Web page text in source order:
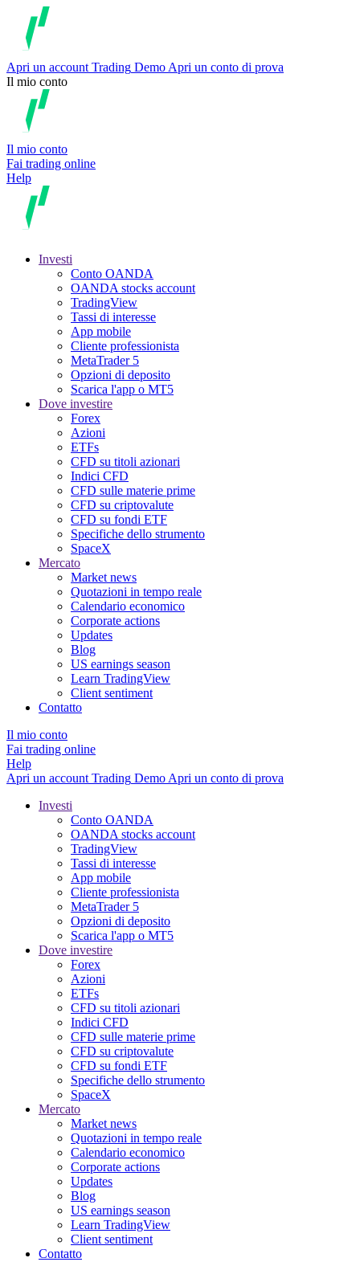
Apri un account Trading Demo Apri un conto di prova
Il mio conto
Il mio conto
Fai trading online
Help
Investi
Conto OANDA
OANDA stocks account
TradingView
Tassi di interesse
App mobile
Cliente professionista
MetaTrader 5
Opzioni di deposito
Scarica l'app o MT5
Dove investire
Forex
Azioni
ETFs
CFD su titoli azionari
Indici CFD
CFD sulle materie prime
CFD su criptovalute
CFD su fondi ETF
Specifiche dello strumento
SpaceX
Mercato
Market news
Quotazioni in tempo reale
Calendario economico
Corporate actions
Updates
Blog
US earnings season
Learn TradingView
Client sentiment
Contatto
Il mio conto
Fai trading online
Help
Apri un account Trading Demo Apri un conto di prova
Investi
Conto OANDA
OANDA stocks account
TradingView
Tassi di interesse
App mobile
Cliente professionista
MetaTrader 5
Opzioni di deposito
Scarica l'app o MT5
Dove investire
Forex
Azioni
ETFs
CFD su titoli azionari
Indici CFD
CFD sulle materie prime
CFD su criptovalute
CFD su fondi ETF
Specifiche dello strumento
SpaceX
Mercato
Market news
Quotazioni in tempo reale
Calendario economico
Corporate actions
Updates
Blog
US earnings season
Learn TradingView
Client sentiment
Contatto